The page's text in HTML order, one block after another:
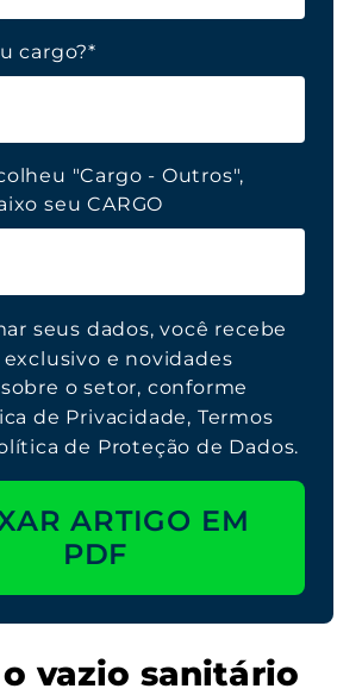
cargo?*
"Cargo - Outros",
seu CARGO
seus dados, você recebe
e novidades
o setor, conforme
de Privacidade, Termos
de Proteção de Dados.
ARTIGO EM
PDF
vazio sanitário